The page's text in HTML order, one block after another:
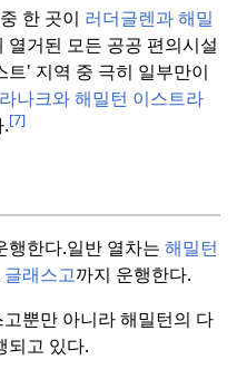
한 곳이 러더글렌과 해밀
거된 모든 공공 편의시설
' 지역 중 극히 일부만이
라나크와 해밀턴 이스트라
[7]
행한다.일반 열차는 해밀턴
글래스고까지 운행한다.
고뿐만 아니라 해밀턴의 다
되고 있다.